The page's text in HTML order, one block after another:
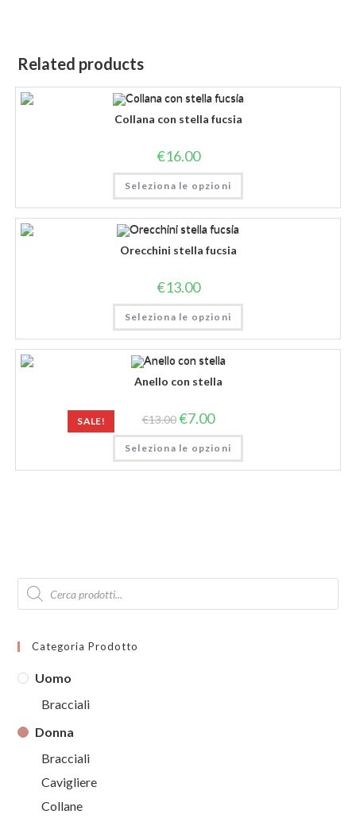
Related products
Collana con stella fucsia
€16.00
Seleziona le opzioni
Orecchini stella fucsia
€13.00
Seleziona le opzioni
SALE!
Anello con stella
€13.00 €7.00
Seleziona le opzioni
Products
search
Categoria Prodotto
Uomo
Bracciali
Donna
Bracciali
Cavigliere
Collane